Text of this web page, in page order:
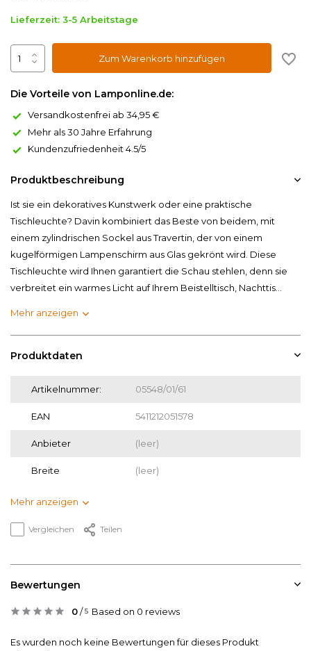
Lieferzeit: 3-5 Arbeitstage
Zum Warenkorb hinzufügen
Die Vorteile von Lamponline.de:
Versandkostenfrei ab 34,95 €
Mehr als 30 Jahre Erfahrung
Kundenzufriedenheit 4.5/5
Produktbeschreibung
Ist sie ein dekoratives Kunstwerk oder eine praktische
Tischleuchte? Davin kombiniert das Beste von beidem, mit
einem zylindrischen Sockel aus Travertin, der von einem
kugelförmigen Lampenschirm aus Glas gekrönt wird. Diese
Tischleuchte wird Ihnen garantiert die Schau stehlen, denn sie
verbreitet ein warmes Licht auf Ihrem Beistelltisch, Nachttis...
Mehr anzeigen
Produktdaten
Artikelnummer: 05548/01/61
EAN 5411212051578
Anbieter (leer)
Breite (leer)
Mehr anzeigen
Vergleichen Teilen
Bewertungen
0/5 Based on 0 reviews
Es wurden noch keine Bewertungen für dieses Produkt